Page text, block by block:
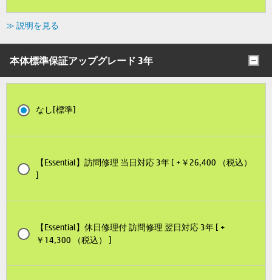
≫ 説明を見る
本体標準保証アップグレード 3年
なし[標準]
【Essential】訪問修理 当日対応 3年 [ +￥26,400 （税込）
]
【Essential】休日修理付 訪問修理 翌日対応 3年 [ +
￥14,300 （税込） ]